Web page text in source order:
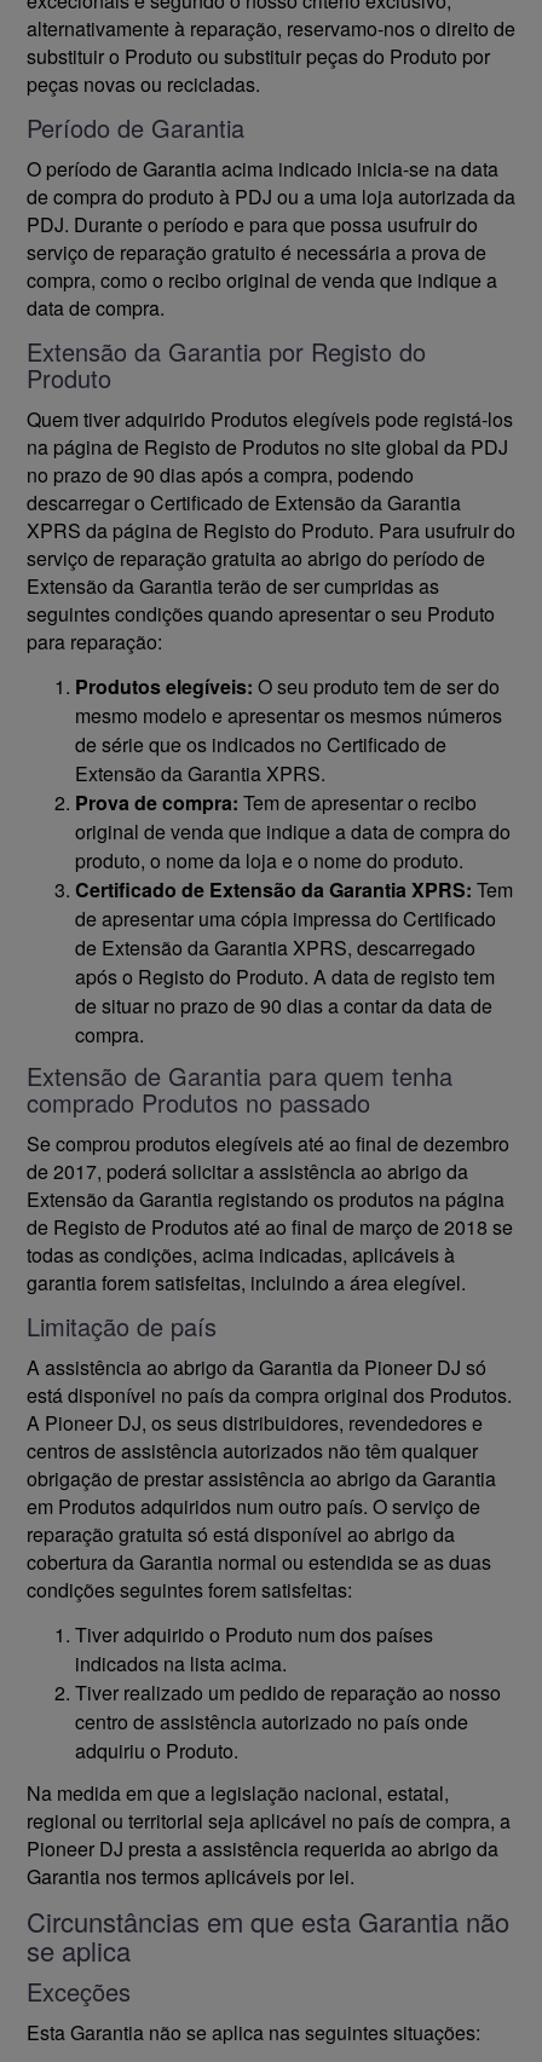
alternativamente à reparação, reservamo-nos o direito de
substituir o Produto ou substituir peças do Produto por
peças novas ou recicladas.
Período de Garantia
O período de Garantia acima indicado inicia-se na data
de compra do produto à PDJ ou a uma loja autorizada da
PDJ. Durante o período e para que possa usufruir do
serviço de reparação gratuito é necessária a prova de
compra, como o recibo original de venda que indique a
data de compra.
Extensão da Garantia por Registo do
Produto
Quem tiver adquirido Produtos elegíveis pode registá-los
na página de Registo de Produtos no site global da PDJ
no prazo de 90 dias após a compra, podendo
descarregar o Certificado de Extensão da Garantia
XPRS da página de Registo do Produto. Para usufruir do
serviço de reparação gratuita ao abrigo do período de
Extensão da Garantia terão de ser cumpridas as
seguintes condições quando apresentar o seu Produto
para reparação:
Produtos elegíveis: O seu produto tem de ser do
mesmo modelo e apresentar os mesmos números
de série que os indicados no Certificado de
Extensão da Garantia XPRS.
Prova de compra: Tem de apresentar o recibo
original de venda que indique a data de compra do
produto, o nome da loja e o nome do produto.
Certificado de Extensão da Garantia XPRS: Tem
de apresentar uma cópia impressa do Certificado
de Extensão da Garantia XPRS, descarregado
após o Registo do Produto. A data de registo tem
de situar no prazo de 90 dias a contar da data de
compra.
Extensão de Garantia para quem tenha
comprado Produtos no passado
Se comprou produtos elegíveis até ao final de dezembro
de 2017, poderá solicitar a assistência ao abrigo da
Extensão da Garantia registando os produtos na página
de Registo de Produtos até ao final de março de 2018 se
todas as condições, acima indicadas, aplicáveis à
garantia forem satisfeitas, incluindo a área elegível.
Limitação de país
A assistência ao abrigo da Garantia da Pioneer DJ só
está disponível no país da compra original dos Produtos.
A Pioneer DJ, os seus distribuidores, revendedores e
centros de assistência autorizados não têm qualquer
obrigação de prestar assistência ao abrigo da Garantia
em Produtos adquiridos num outro país. O serviço de
reparação gratuita só está disponível ao abrigo da
cobertura da Garantia normal ou estendida se as duas
condições seguintes forem satisfeitas:
Tiver adquirido o Produto num dos países
indicados na lista acima.
Tiver realizado um pedido de reparação ao nosso
centro de assistência autorizado no país onde
adquiriu o Produto.
Na medida em que a legislação nacional, estatal,
regional ou territorial seja aplicável no país de compra, a
Pioneer DJ presta a assistência requerida ao abrigo da
Garantia nos termos aplicáveis por lei.
Circunstâncias em que esta Garantia não
se aplica
Exceções
Esta Garantia não se aplica nas seguintes situações: